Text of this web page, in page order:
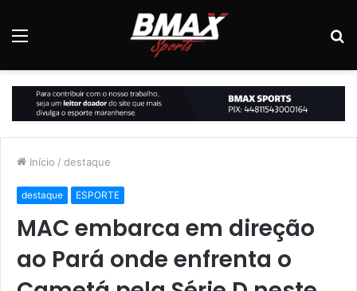
Início / destaque
destaque ESPORTE
MAC embarca em direção
ao Pará onde enfrenta o